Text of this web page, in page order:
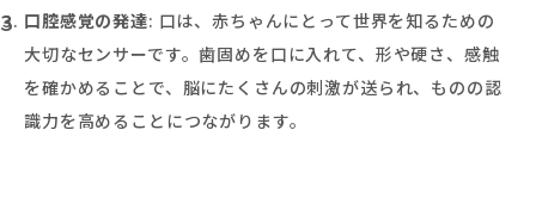
口腔感覚の発達: 口は、赤ちゃんにとって世界を知るための
大切なセンサーです。歯固めを口に入れて、形や硬さ、感触
を確かめることで、脳にたくさんの刺激が送られ、ものの認
識力を高めることにつながります。